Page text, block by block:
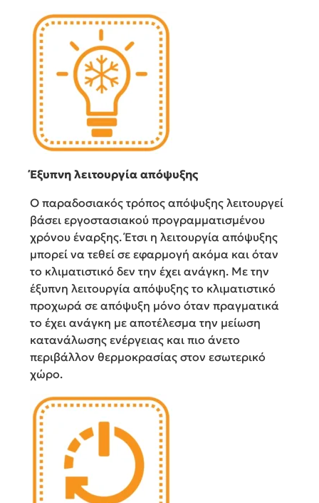
Έξυπνη λειτουργία απόψυξης
Ο παραδοσιακός τρόπος απόψυξης λειτουργεί
βάσει εργοστασιακού προγραμματισμένου
χρόνου έναρξης. Έτσι η λειτουργία απόψυξης
μπορεί να τεθεί σε εφαρμογή ακόμα και όταν
το κλιματιστικό δεν την έχει ανάγκη. Με την
έξυπνη λειτουργία απόψυξης το κλιματιστικό
προχωρά σε απόψυξη μόνο όταν πραγματικά
το έχει ανάγκη με αποτέλεσμα την μείωση
κατανάλωσης ενέργειας και πιο άνετο
περιβάλλον θερμοκρασίας στον εσωτερικό
χώρο.